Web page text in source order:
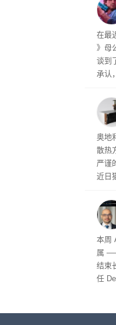
在最
》母
谈到
承认
何
注
导。
器
奥地
散热
严谨
近日
是
本周
属
结束
任